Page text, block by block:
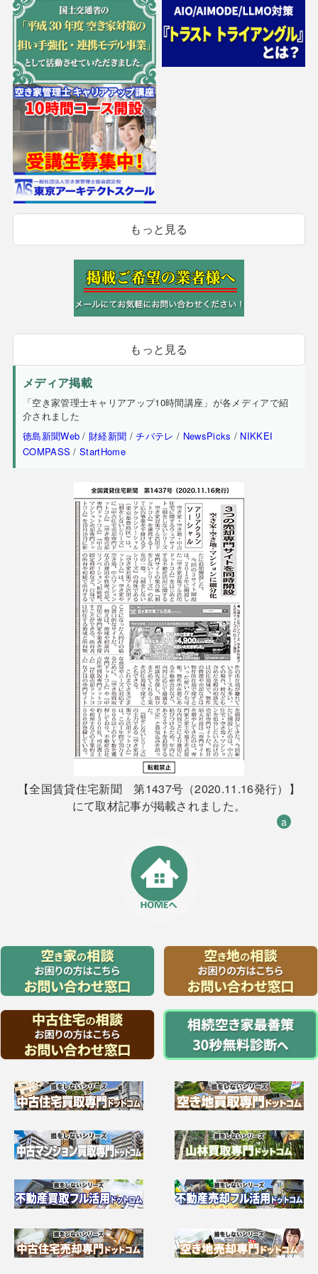
もっと見る
もっと見る
メディア掲載
「空き家管理士キャリアアップ10時間講座」が各メディアで紹
介されました
徳島新聞Web / 財経新聞 /チバテレ / NewsPicks / NIKKEI
COMPASS /StartHome
【全国賃貸住宅新聞 第1437号（2020.11.16発行）】
にて取材記事が掲載されました。
a